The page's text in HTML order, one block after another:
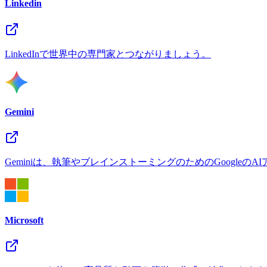
Linkedin
LinkedInで世界中の専門家とつながりましょう。
Gemini
Geminiは、執筆やブレインストーミングのためのGoogleのAI
Microsoft